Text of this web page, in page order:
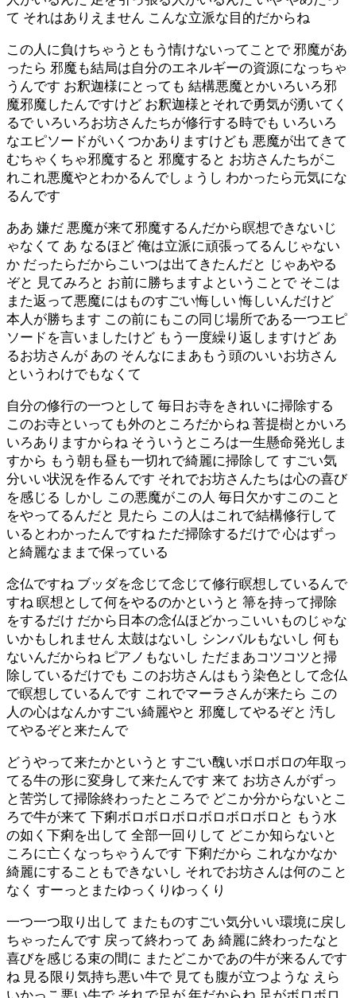
て それはありえません こんな立派な目的だからね
この人に負けちゃうともう情けないってことで 邪魔があ
ったら 邪魔も結局は自分のエネルギーの資源になっちゃ
うんです お釈迦様にとっても 結構悪魔とかいろいろ邪
魔邪魔したんですけど お釈迦様とそれで勇気が湧いてく
るで いろいろお坊さんたちが修行する時でも いろいろ
なエピソードがいくつかありますけども 悪魔が出てきて
むちゃくちゃ邪魔すると 邪魔すると お坊さんたちがこ
れこれ悪魔やとわかるんでしょうし わかったら元気にな
るんです
ああ 嫌だ 悪魔が来て邪魔するんだから瞑想できないじ
ゃなくて あ なるほど 俺は立派に頑張ってるんじゃない
か だったらだからこいつは出てきたんだと じゃあやる
ぞと 見てみろと お前に勝ちますよということで そこは
また返って悪魔にはものすごい悔しい 悔しいんだけど
本人が勝ちます この前にもこの同じ場所である一つエピ
ソードを言いましたけど もう一度繰り返しますけど あ
るお坊さんが あの そんなにまあもう頭のいいお坊さん
というわけでもなくて
自分の修行の一つとして 毎日お寺をきれいに掃除する
このお寺といっても外のところだからね 菩提樹とかいろ
いろありますからね そういうところは一生懸命発光しま
すから もう朝も昼も一切れで綺麗に掃除して すごい気
分いい状況を作るんです それでお坊さんたちは心の喜び
を感じる しかし この悪魔がこの人 毎日欠かすこのこと
をやってるんだと 見たら この人はこれで結構修行して
いるとわかったんですね ただ掃除するだけで 心はずっ
と綺麗なままで保っている
念仏ですね ブッダを念じて念じて修行瞑想しているんで
すね 瞑想として何をやるのかというと 箒を持って掃除
をするだけ だから日本の念仏ほどかっこいいものじゃな
いかもしれません 太鼓はないし シンバルもないし 何も
ないんだからね ピアノもないし ただまあコツコツと掃
除しているだけでも このお坊さんはもう染色として念仏
で瞑想しているんです これでマーラさんが来たら この
人の心はなんかすごい綺麗やと 邪魔してやるぞと 汚し
てやるぞと来たんで
どうやって来たかというと すごい醜いボロボロの年取っ
てる牛の形に変身して来たんです 来て お坊さんがずっ
と苦労して掃除終わったところで どこか分からないとこ
ろで牛が来て 下痢ボロボロボロボロボロボロと もう水
の如く下痢を出して 全部一回りして どこか知らないと
ころに亡くなっちゃうんです 下痢だから これなかなか
綺麗にすることもできないし それでお坊さんは何のこと
なく すーっとまたゆっくりゆっくり
一つ一つ取り出して またものすごい気分いい環境に戻し
ちゃったんです 戻って終わって あ 綺麗に終わったなと
喜びを感じる束の間に またどこかであの牛が来るんです
ね 見る限り気持ち悪い牛で 見ても腹が立つような えら